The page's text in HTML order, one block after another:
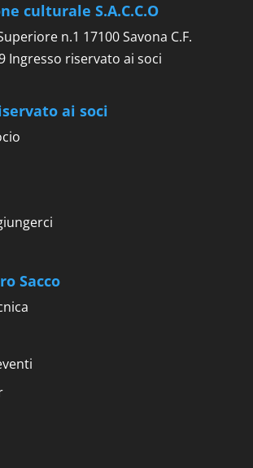
culturale S.A.C.C.O
n.1 17100 Savona C.F.
Ingresso riservato ai soci
ai soci
Sacco